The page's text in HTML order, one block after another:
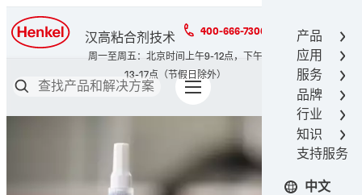
产品
应用
服务
品牌
行业
知识
支持服务
中文
汉高粘合剂技术 400-666-7306